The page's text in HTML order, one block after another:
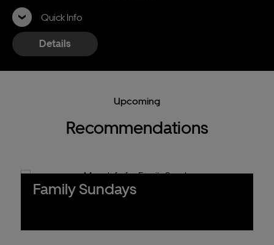
Details
Quick Info
Upcoming
Recommendations
Family Sundays